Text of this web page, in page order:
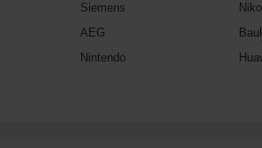
Siemens
AEG
Nintendo